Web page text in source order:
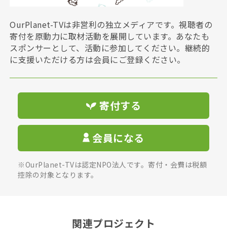
OurPlanet-TVは非営利の独立メディアです。視聴者の
寄付を原動力に取材活動を展開しています。あなたも
スポンサーとして、活動に参加してください。継続的
に支援いただける方は会員にご登録ください。
寄付する
会員になる
※OurPlanet-TVは認定NPO法人です。寄付・会費は税額
控除の対象となります。
関連プロジェクト